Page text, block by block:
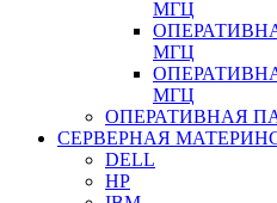
МГЦ
МГЦ
МГЦ
ОПЕРАТИВНАЯ
СЕРВЕРНАЯ
DELL
HP